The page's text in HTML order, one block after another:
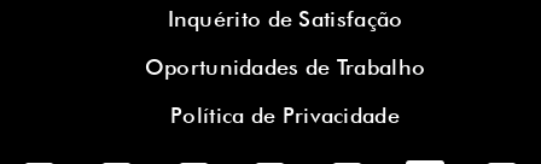
Inquérito de Satisfação
Oportunidades de Trabalho
Política de Privacidade